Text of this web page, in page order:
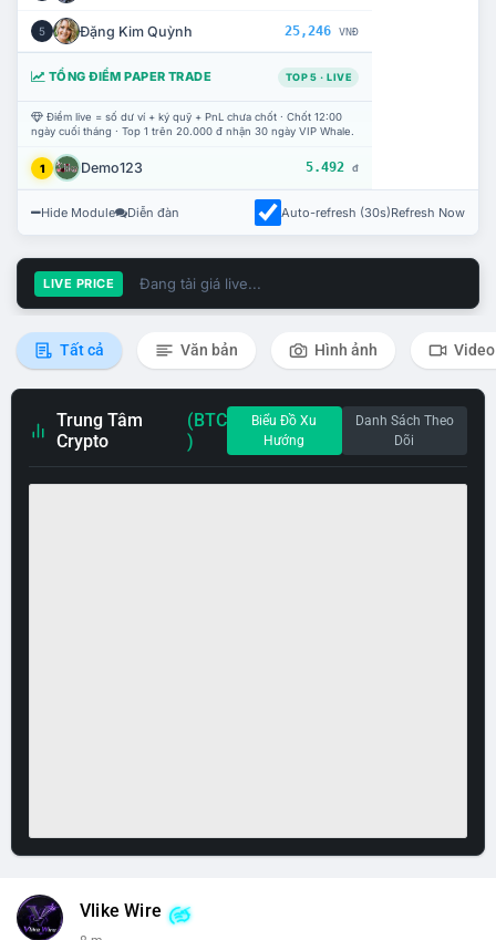
5 Đặng Kim Quỳnh 25,246 VNĐ
TỔNG ĐIỂM PAPER TRADE TOP 5 · LIVE
Điểm live = số dư ví + ký quỹ + PnL chưa chốt · Chốt 12:00
ngày cuối tháng · Top 1 trên 20.000 đ nhận 30 ngày VIP Whale.
1 Demo123 5.492 đ
Hide Module Diễn đàn Auto-refresh (30s)Refresh Now
LIVE PRICE Đang tải giá live...
Tất cả Văn bản Hình ảnh Video
Trung Tâm
Crypto
(BTC
)
Biểu Đồ Xu
Hướng
Danh Sách Theo
Dõi
Vlike Wire